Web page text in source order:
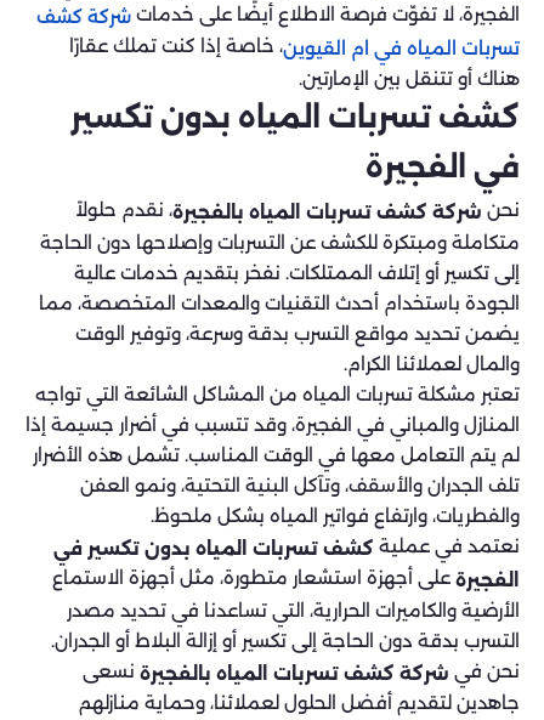
الفجيرة، لا تفوّت فرصة الاطلاع أيضًا على خدمات شركة كشف
تسربات المياه في ام القيوين، خاصة إذا كنت تملك عقارًا
هناك أو تتنقل بين الإمارتين.
كشف تسربات المياه بدون تكسير
في الفجيرة
نحن شركة كشف تسربات المياه بالفجيرة، نقدم حلولاً
متكاملة ومبتكرة للكشف عن التسربات وإصلاحها دون الحاجة
إلى تكسير أو إتلاف الممتلكات. نفخر بتقديم خدمات عالية
الجودة باستخدام أحدث التقنيات والمعدات المتخصصة، مما
يضمن تحديد مواقع التسرب بدقة وسرعة، وتوفير الوقت
والمال لعملائنا الكرام.
تعتبر مشكلة تسربات المياه من المشاكل الشائعة التي تواجه
المنازل والمباني في الفجيرة، وقد تتسبب في أضرار جسيمة إذا
لم يتم التعامل معها في الوقت المناسب. تشمل هذه الأضرار
تلف الجدران والأسقف، وتآكل البنية التحتية، ونمو العفن
والفطريات، وارتفاع فواتير المياه بشكل ملحوظ.
نعتمد في عملية كشف تسربات المياه بدون تكسير في
الفجيرة على أجهزة استشعار متطورة، مثل أجهزة الاستماع
الأرضية والكاميرات الحرارية، التي تساعدنا في تحديد مصدر
التسرب بدقة دون الحاجة إلى تكسير أو إزالة البلاط أو الجدران.
نحن في شركة كشف تسربات المياه بالفجيرة نسعى
جاهدين لتقديم أفضل الحلول لعملائنا، وحماية منازلهم